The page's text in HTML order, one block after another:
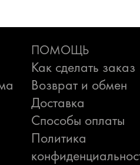
ПОМОЩЬ
Как сделать заказ
Возврат и обмен
Доставка
Способы оплаты
Политика